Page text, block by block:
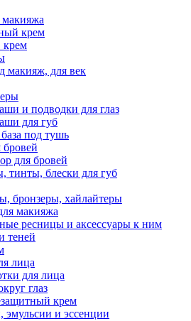
макияжа
крем
крем
макияж, для век
и подводки для глаз
для губ
под тушь
бровей
для бровей
тинты, блески для губ
бронзеры, хайлайтеры
макияжа
ресницы и аксессуары к ним
теней
лица
для лица
глаз
крем
эмульсии и эссенции